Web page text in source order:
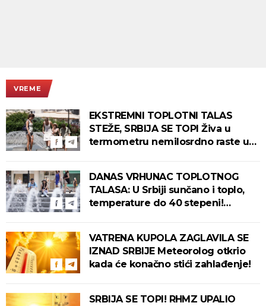
VREME
EKSTREMNI TOPLOTNI TALAS
STEŽE, SRBIJA SE TOPI Živa u
termometru nemilosrdno raste u
DANAS VRHUNAC TOPLOTNOG
TALASA: U Srbiji sunčano i toplo,
temperature do 40 stepeni!
VATRENA KUPOLA ZAGLAVILA SE
IZNAD SRBIJE Meteorolog otkrio
kada će konačno stići zahlađenje!
SRBIJA SE TOPI! RHMZ UPALIO